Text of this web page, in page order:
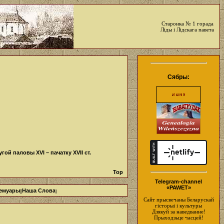
Старонка № 1 горада
Ліды і Лідскага павета
паловы XVI – пачатку XVII ст.
Top
Сябры:
Telegram-channel
«PAWET»
Сайт прысвечаны Беларускай
гісторыі і культуры
Дзякуй за наведванне!
Прыходзьце часцей!
][Наша Слова]